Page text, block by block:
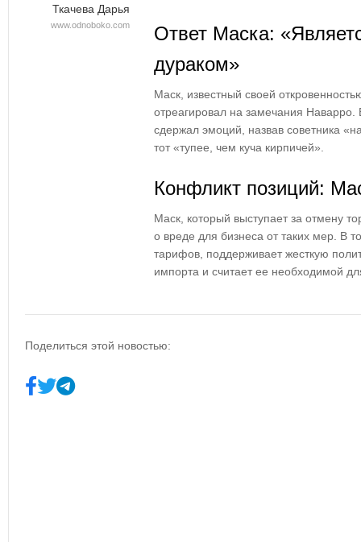
Ткачева Дарья
www.odnoboko.com
Ответ Маска:
дураком»
Маск, известный своей
отреагировал на замечания
сдержал эмоций, назвав советника
тот «тупее, чем куча кирпичей».
Конфликт позиций:
Маск, который выступает за отмену
о вреде для бизнеса от таких мер. В
тарифов, поддерживает жесткую
импорта и считает ее необходимой
Поделиться этой новостью: